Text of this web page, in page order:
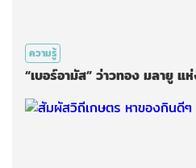
ความรู้
“เบอร์อามัส” ว่าวทอง มลายู แ